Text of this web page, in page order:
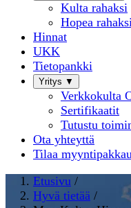
Kulta rahaksi
Hopea
Hinnat
UKK
Tietopankki
Yritys ▼
Verkkokulta
Sertifikaatit
Tutustu
Ota yhteyttä
Tilaa
Etusivu /
Hyvä tietää /